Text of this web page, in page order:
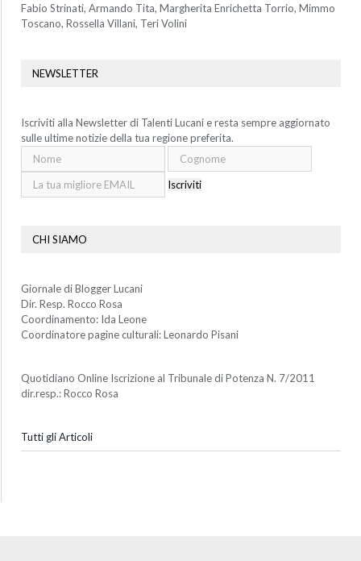
Fabio Strinati, Armando Tita, Margherita Enrichetta Torrio, Mimmo
Toscano, Rossella Villani, Teri Volini
NEWSLETTER
Iscriviti alla Newsletter di Talenti Lucani e resta sempre aggiornato
sulle ultime notizie della tua regione preferita.
Iscriviti
CHI SIAMO
Giornale di Blogger Lucani
Dir. Resp. Rocco Rosa
Coordinamento: Ida Leone
Coordinatore pagine culturali: Leonardo Pisani
Quotidiano Online Iscrizione al Tribunale di Potenza N. 7/2011
dir.resp.: Rocco Rosa
Tutti gli Articoli